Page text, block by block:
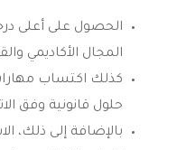
الحصول على أعلى
المجال الأكاديمي
كذلك اكتساب
حلول قانونية وفق
بالإضافة إلى ذلك،